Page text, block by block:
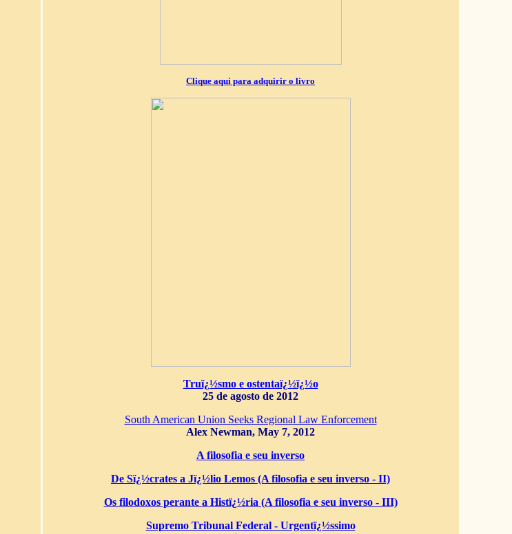
Clique aqui para adquirir o livro
Truï¿½smo e ostentaï¿½ï¿½o
25 de agosto de 2012
South American Union Seeks Regional Law Enforcement
Alex Newman, May 7, 2012
A filosofia e seu inverso
De Sï¿½crates a Jï¿½lio Lemos (A filosofia e seu inverso - II)
Os filodoxos perante a Histï¿½ria (A filosofia e seu inverso - III)
Supremo Tribunal Federal - Urgentï¿½ssimo